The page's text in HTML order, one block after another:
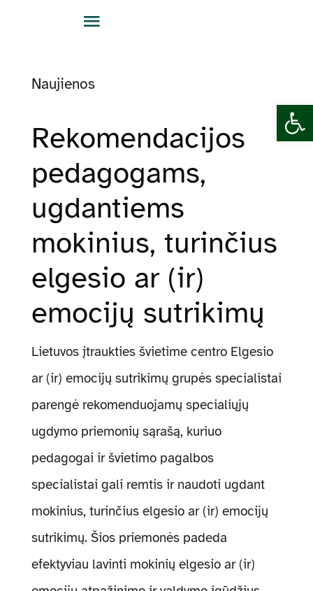
Toggle
Veiklos sritys
Struktūra ir kontaktai
Teisinė informacija
Naujienos
Rekomendacijos
pedagogams,
ugdantiems
mokinius, turinčius
elgesio ar (ir)
emocijų sutrikimų
Lietuvos įtraukties švietime centro Elgesio
ar (ir) emocijų sutrikimų grupės specialistai
parengė rekomenduojamų specialiųjų
ugdymo priemonių sąrašą, kuriuo
pedagogai ir švietimo pagalbos
specialistai gali remtis ir naudoti ugdant
mokinius, turinčius elgesio ar (ir) emocijų
sutrikimų. Šios priemonės padeda
efektyviau lavinti mokinių elgesio ar (ir)